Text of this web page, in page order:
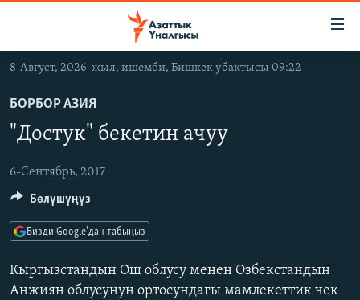
Навигацияга
өтүңүз
салыңызКЫРГЫЗСТАН
САЯСАТ
ЭКОНОМИКА
МАДАНИЯТ
ДҮЙНӨ
ДҮЙНӨ
БОРБОР АЗИЯ
УКРАИНА
АТАЙЫН ИЛИКТӨӨ
ТВ ПРОГРАММАЛАР
ЭКСПЕРТТЕР ТАЛДАЙТ
ӨЗГӨЧӨ ПИКИР
8-Август, 2026-жыл, ишемби, Бишкек убактысы 09:22
БОРБОР АЗИЯ
"Достук" бекетин ачуу
6-Сентябрь, 2017
Кыргызстандын Ош облусу менен Өзбекстандын
Анжиян облусунун ортосундагы мамлекеттик чек
Бөлүшүңүз
Бизди Google'дан табыңыз